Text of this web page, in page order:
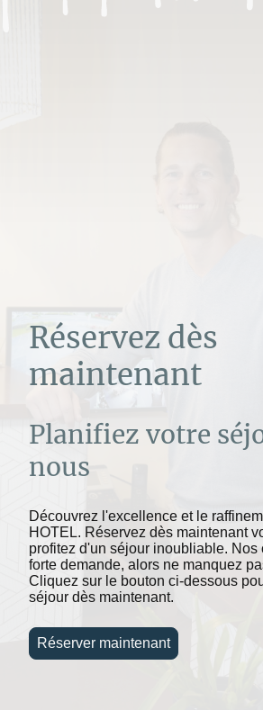
Réservez dès
maintenant
Planifiez votre
nous
Découvrez l'excellence et le
HOTEL. Réservez dès maintenant
profitez d'un séjour inoubliable. Nos
forte demande, alors ne manquez
Cliquez sur le bouton ci-dessous
séjour dès maintenant.
Réserver maintenant